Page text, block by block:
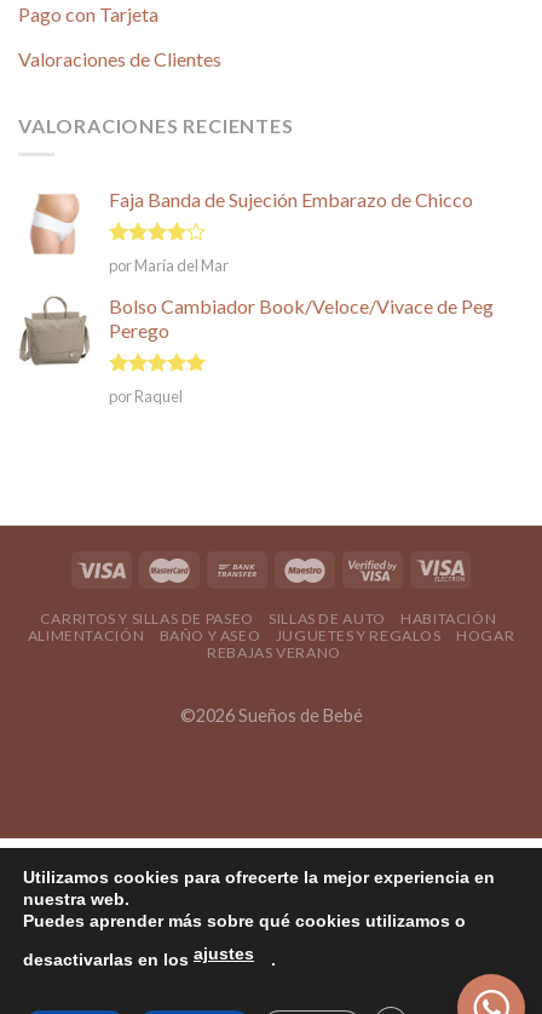
Pago con Tarjeta
Valoraciones de Clientes
VALORACIONES RECIENTES
Faja Banda de Sujeción Embarazo de Chicco
Valorado
en
5
por María del Mar
Bolso Cambiador Book/Veloce/Vivace de Peg
Perego
Valorado en
5
de 5
por Raquel
CARRITOS Y SILLAS DE PASEO SILLAS DE AUTO
HABITACIÓN
ALIMENTACIÓN
BAÑO Y ASEO JUGUETES Y REGALOS
HOGAR
REBAJAS VERANO
©2026 Sueños de Bebé
Utilizamos cookies para ofrecerte la mejor experiencia en
nuestra web.
Puedes aprender más sobre qué cookies utilizamos o
desactivarlas en los ajustes .